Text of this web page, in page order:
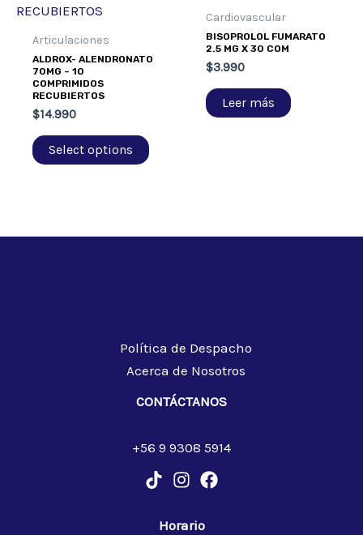
Articulaciones
ALDROX- ALENDRONATO
70MG – 10
COMPRIMIDOS
RECUBIERTOS
$14.990
Select options
Cardiovascular
BISOPROLOL FUMARATO
2.5 MG X 30 COM
$3.990
Leer más
Política de Despacho
Acerca de Nosotros
CONTÁCTANOS
+56 9 9308 5914
Horario